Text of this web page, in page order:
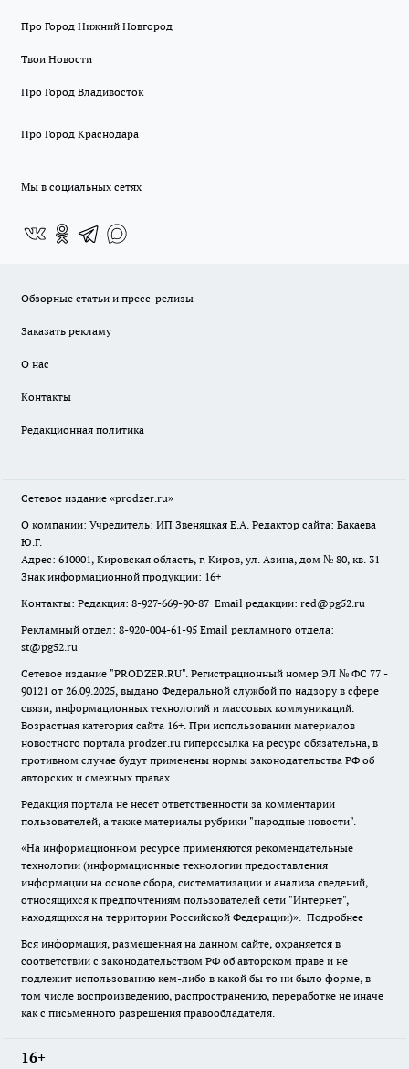
Про Город Нижний Новгород
Твои Новости
Про Город Владивосток
Про Город Краснодара
Мы в социальных сетях
Обзорные статьи и пресс-релизы
Заказать рекламу
О нас
Контакты
Редакционная политика
Сетевое издание «prodzer.ru»
О компании: Учредитель: ИП Звеняцкая Е.А. Редактор сайта: Бакаева
Ю.Г.
Адрес: 610001, Кировская область, г. Киров, ул. Азина, дом № 80, кв. 31
Знак информационной продукции: 16+
Контакты: Редакция: 8-927-669-90-87 Email редакции: red@pg52.ru
Рекламный отдел: 8-920-004-61-95 Email рекламного отдела:
st@pg52.ru
Сетевое издание "PRODZER.RU". Регистрационный номер ЭЛ № ФС 77 -
90121 от 26.09.2025, выдано Федеральной службой по надзору в сфере
связи, информационных технологий и массовых коммуникаций.
Возрастная категория сайта 16+. При использовании материалов
новостного портала prodzer.ru гиперссылка на ресурс обязательна, в
противном случае будут применены нормы законодательства РФ об
авторских и смежных правах.
Редакция портала не несет ответственности за комментарии
пользователей, а также материалы рубрики "народные новости".
«На информационном ресурсе применяются рекомендательные
технологии (информационные технологии предоставления
информации на основе сбора, систематизации и анализа сведений,
относящихся к предпочтениям пользователей сети "Интернет",
находящихся на территории Российской Федерации)». Подробнее
Вся информация, размещенная на данном сайте, охраняется в
соответствии с законодательством РФ об авторском праве и не
подлежит использованию кем-либо в какой бы то ни было форме, в
том числе воспроизведению, распространению, переработке не иначе
как с письменного разрешения правообладателя.
16+